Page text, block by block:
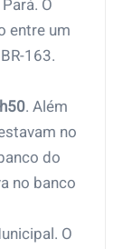
O
entre um
163.
. Além
no
do
no banco
O